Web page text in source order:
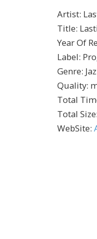
Artist:
Title:
Year Of
Label:
Genre:
Quality:
Total
Total Size
WebSite: